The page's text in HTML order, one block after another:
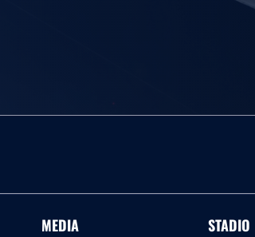
MEDIA STADIO